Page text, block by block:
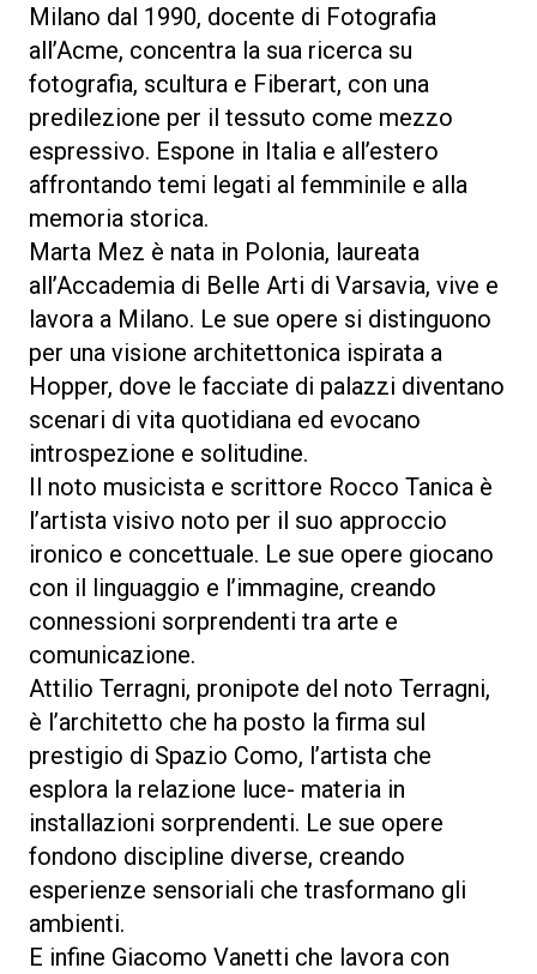
Milano dal 1990, docente di Fotografia
all’Acme, concentra la sua ricerca su
fotografia, scultura e Fiberart, con una
predilezione per il tessuto come mezzo
espressivo. Espone in Italia e all’estero
affrontando temi legati al femminile e alla
memoria storica.
Marta Mez è nata in Polonia, laureata
all’Accademia di Belle Arti di Varsavia, vive e
lavora a Milano. Le sue opere si distinguono
per una visione architettonica ispirata a
Hopper, dove le facciate di palazzi diventano
scenari di vita quotidiana ed evocano
introspezione e solitudine.
Il noto musicista e scrittore Rocco Tanica è
l’artista visivo noto per il suo approccio
ironico e concettuale. Le sue opere giocano
con il linguaggio e l’immagine, creando
connessioni sorprendenti tra arte e
comunicazione.
Attilio Terragni, pronipote del noto Terragni,
è l’architetto che ha posto la firma sul
prestigio di Spazio Como, l’artista che
esplora la relazione luce- materia in
installazioni sorprendenti. Le sue opere
fondono discipline diverse, creando
esperienze sensoriali che trasformano gli
ambienti.
E infine Giacomo Vanetti che lavora con